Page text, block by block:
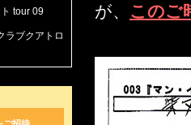
tour 09
ラブクアトロ
ご招待
が、 このご